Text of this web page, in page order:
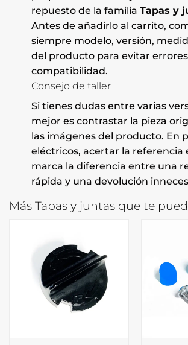
repuesto de la familia Tapas y
Antes de añadirlo al carrito,
siempre modelo, versión,
del producto para evitar
compatibilidad.
Consejo de taller
Si tienes dudas entre varias
mejor es contrastar la pieza
las imágenes del producto. En
eléctricos, acertar la referencia
marca la diferencia entre una
rápida y una devolución
Más Tapas y juntas que te